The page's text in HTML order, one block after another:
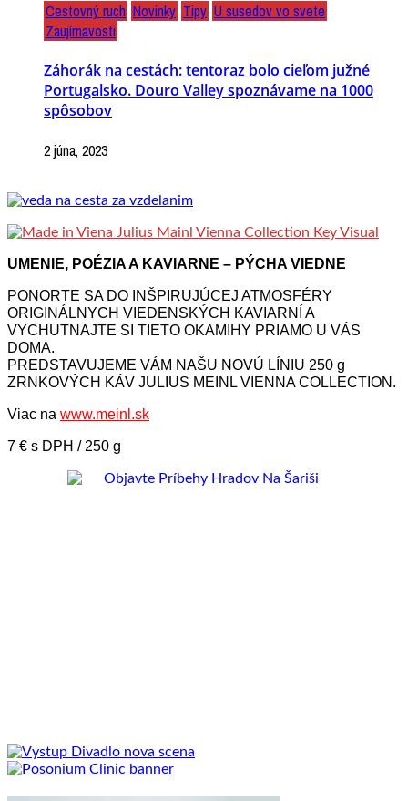
Cestovný ruch Novinky Tipy U susedov vo svete
Zaujímavosti
Záhorák na cestách: tentoraz bolo cieľom južné
Portugalsko. Douro Valley spoznávame na 1000
spôsobov
2 júna, 2023
UMENIE, POÉZIA A KAVIARNE – PÝCHA VIEDNE
PONORTE SA DO INŠPIRUJÚCEJ ATMOSFÉRY
ORIGINÁLNYCH VIEDENSKÝCH KAVIARNÍ A
VYCHUTNAJTE SI TIETO OKAMIHY PRIAMO U VÁS
DOMA.
PREDSTAVUJEME VÁM NAŠU NOVÚ LÍNIU 250 g
ZRNKOVÝCH KÁV JULIUS MEINL VIENNA COLLECTION.
Viac na www.meinl.sk
7 € s DPH / 250 g